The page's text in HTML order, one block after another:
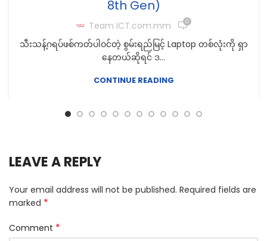
8th Gen)
Team ICT.com.mm 0
သီးသန့်ဂရပ်ဖစ်ကတ်ပါဝင်တဲ့ စွမ်းရည်မြင့် Laptop တစ်လုံးကို ရှာ
နေတယ်ဆိုရင် ဒ...
CONTINUE READING
LEAVE A REPLY
Your email address will not be published. Required fields are
marked *
Comment *